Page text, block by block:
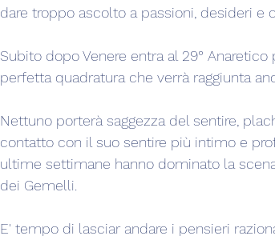
dare troppo ascolto a passioni, desideri e
Subito dopo Venere entra al 29°
perfetta quadratura che verrà raggiunta
Nettuno porterà saggezza del sentire,
contatto con il suo sentire più intimo e
ultime settimane hanno dominato la
dei Gemelli.
E' tempo di lasciar andare i pensieri